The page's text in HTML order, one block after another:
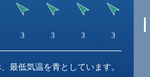
3 3 3 3 3
最低気温を青としています。